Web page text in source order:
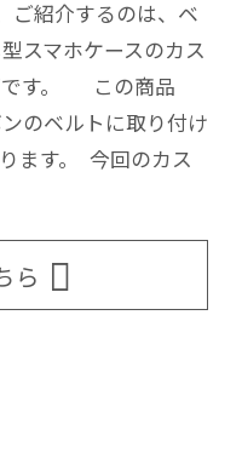
ご紹介するのは、ベ
スマホケースのカス
です。 この商品
のベルトに取り付け
ます。 今回のカス
ら